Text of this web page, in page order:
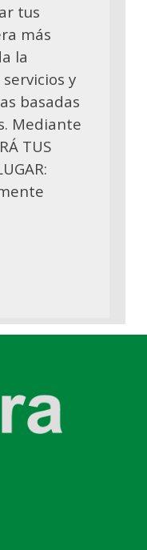
tus
más
la
y
basadas
Mediante
TUS